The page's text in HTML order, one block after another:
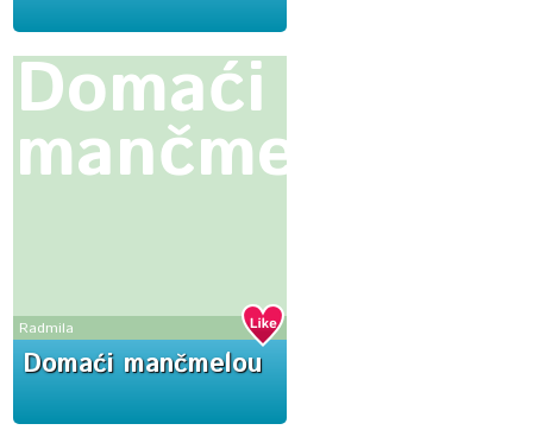
Domaći
mančmelou
Radmila
Domaći mančmelou